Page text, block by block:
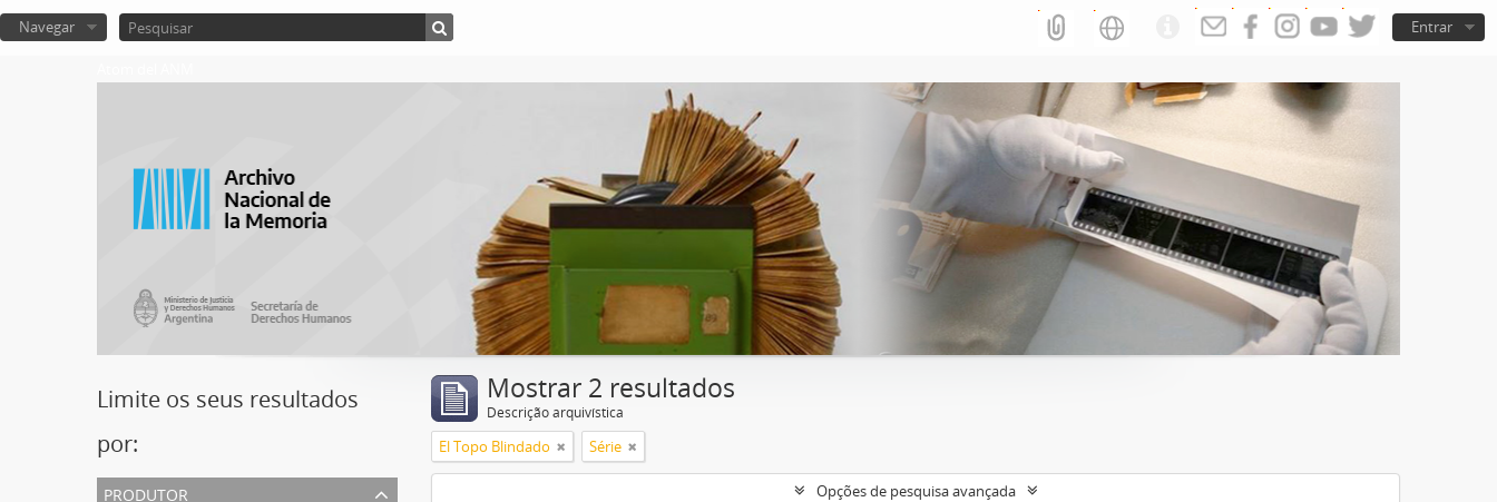
Entrar
Navegar
Limite os seus resultados
por:
produtor
Mostrar 2 resultados
Descrição arquivística
El Topo Blindado Série
Opções de pesquisa avançada